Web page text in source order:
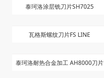
泰珂洛涂层铣刀片SH7025
瓦格斯螺纹刀片FS LINE
泰珂洛耐热合金加工 AH8000刀片